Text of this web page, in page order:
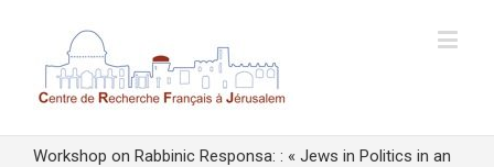
Workshop on Rabbinic Responsa: : « Jews in Politics in an